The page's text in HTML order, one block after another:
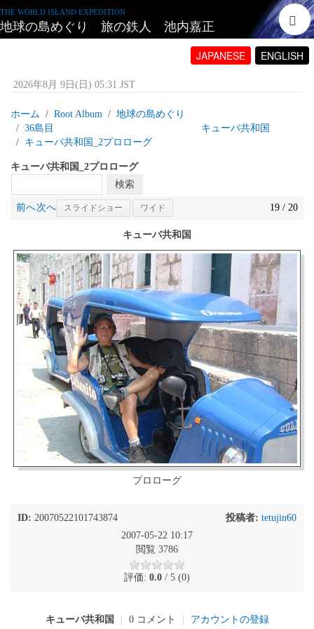
THE WORLD ISLAND EXPEDITION
地球の島めぐり 旅の鉄人 池内嘉正
JAPANESE ENGLISH
2026年8月 9日(日) 05:31 JST
ホーム Root Album
地球の島めぐり
36島目 キューバ共和国
キューバ共和国_2プロローグ
キューバ共和国_2プロローグ
前へ次へ スライドショー ワイド 19 / 20
キューバ共和国
プロローグ
ID: 20070522101743874 投稿者: tetujin60
2007-05-22 10:17
閲覧 3786
評価: 0.0 / 5 (0)
キューバ共和国 0 コメント アカウントの登録